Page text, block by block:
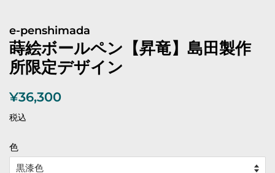
e-penshimada
蒔絵ボールペン【昇竜】島田製作
所限定デザイン
通
価
¥36,300
税込
色